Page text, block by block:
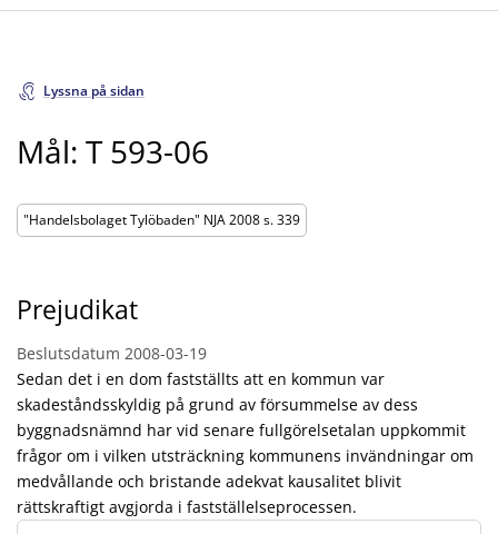
Lyssna på sidan
Mål: T 593-06
"Handelsbolaget Tylöbaden" NJA 2008 s. 339
Prejudikat
Beslutsdatum 2008-03-19
Sedan det i en dom fastställts att en kommun var
skadeståndsskyldig på grund av försummelse av dess
byggnadsnämnd har vid senare fullgörelsetalan uppkommit
frågor om i vilken utsträckning kommunens invändningar om
medvållande och bristande adekvat kausalitet blivit
rättskraftigt avgjorda i fastställelseprocessen.